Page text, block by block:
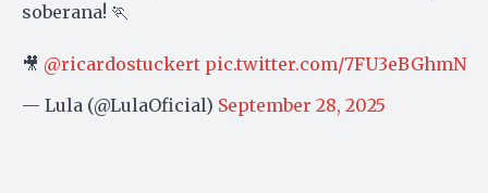
soberana! 🏃
🎥 @ricardostuckert pic.twitter.com/7FU3eBGhmN
— Lula (@LulaOficial) September 28, 2025